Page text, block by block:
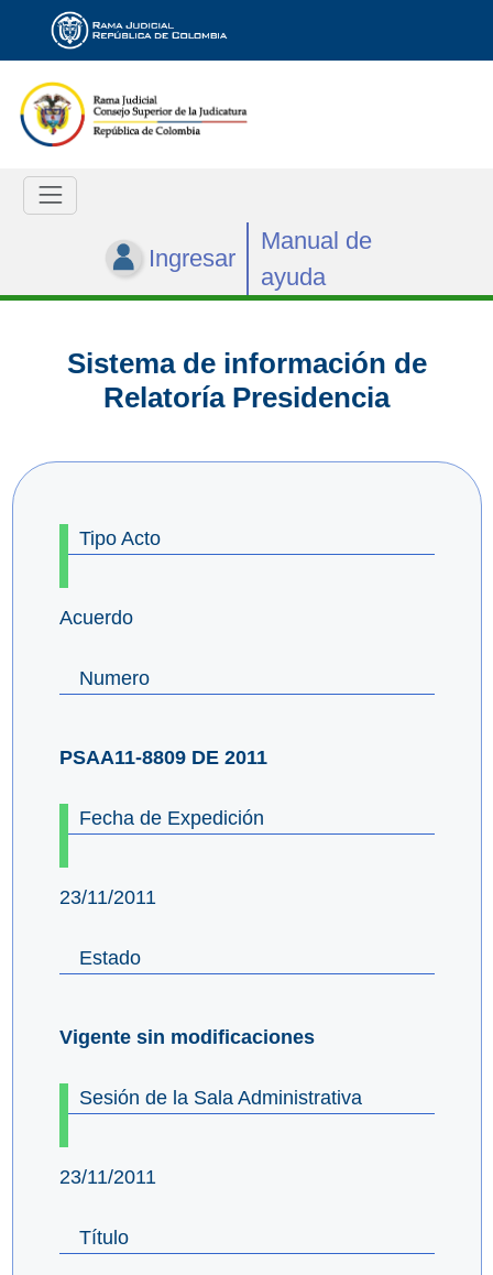
Ingresar
Manual de
ayuda
Sistema de información de
Relatoría Presidencia
Tipo Acto
Acuerdo
Numero
PSAA11-8809 DE 2011
Fecha de Expedición
23/11/2011
Estado
Vigente sin modificaciones
Sesión de la Sala Administrativa
23/11/2011
Título